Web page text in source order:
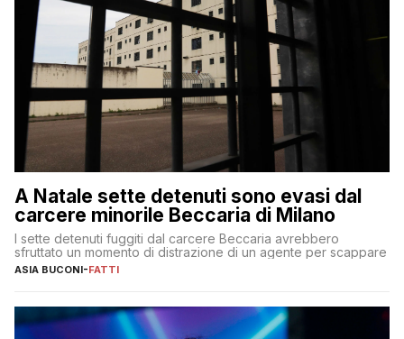
A Natale sette detenuti sono evasi dal
carcere minorile Beccaria di Milano
I sette detenuti fuggiti dal carcere Beccaria avrebbero
sfruttato un momento di distrazione di un agente per scappare
ASIA BUCONI-FATTI